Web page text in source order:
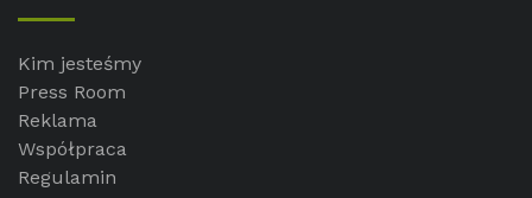
Kim jesteśmy
Press Room
Reklama
Współpraca
Regulamin